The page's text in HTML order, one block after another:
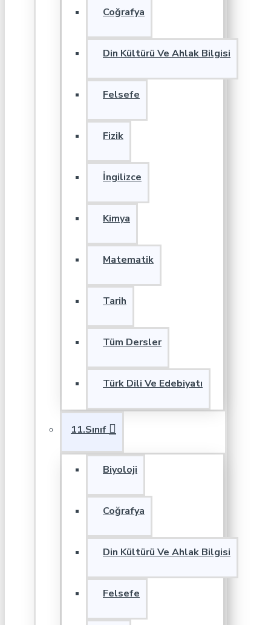
Coğrafya
Din Kültürü Ve Ahlak Bilgisi
Felsefe
Fizik
İngilizce
Kimya
Matematik
Tarih
Tüm Dersler
Türk Dili Ve Edebiyatı
11.Sınıf
Biyoloji
Coğrafya
Din Kültürü Ve Ahlak Bilgisi
Felsefe